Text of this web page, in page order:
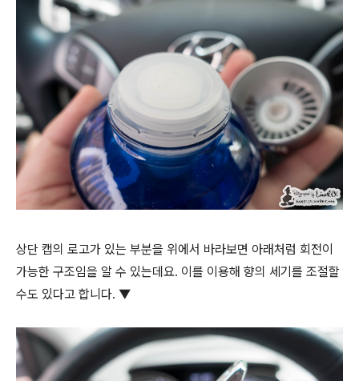
상단 캡의 로고가 있는 부분을 위에서 바라보면 아래처럼 회전이
가능한 구조임을 알 수 있는데요. 이를 이용해 향의 세기를 조절할
수도 있다고 합니다. ▼